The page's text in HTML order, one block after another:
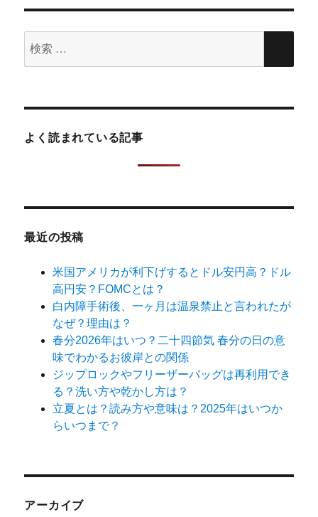
索
よく読まれている記事
最近の投稿
米国アメリカが利下げするとドル安円高？ドル
高円安？FOMCとは？
白内障手術後、一ヶ月は温泉禁止と言われたが
なぜ？理由は？
春分2026年はいつ？二十四節気 春分の日の意
味でわかるお彼岸との関係
ジップロックやフリーザーバッグは再利用でき
る？洗い方や乾かし方は？
立夏とは？読み方や意味は？2025年はいつか
らいつまで？
アーカイブ